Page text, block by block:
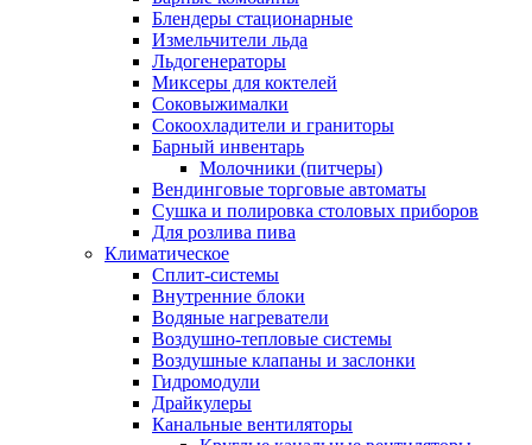
Блендеры стационарные
Измельчители льда
Льдогенераторы
Миксеры для коктелей
Соковыжималки
Сокоохладители и граниторы
Барный инвентарь
Молочники (питчеры)
Вендинговые торговые автоматы
Сушка и полировка столовых приборов
Для розлива пива
Климатическое
Сплит-системы
Внутренние блоки
Водяные нагреватели
Воздушно-тепловые системы
Воздушные клапаны и заслонки
Гидромодули
Драйкулеры
Канальные вентиляторы